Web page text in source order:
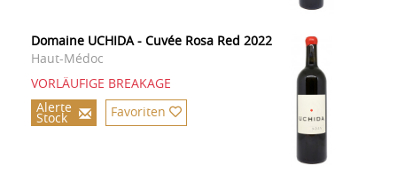
Domaine UCHIDA - Cuvée Rosa Red 2022
Haut-Médoc
VORLÄUFIGE BREAKAGE
Alerte
Stock Favoriten